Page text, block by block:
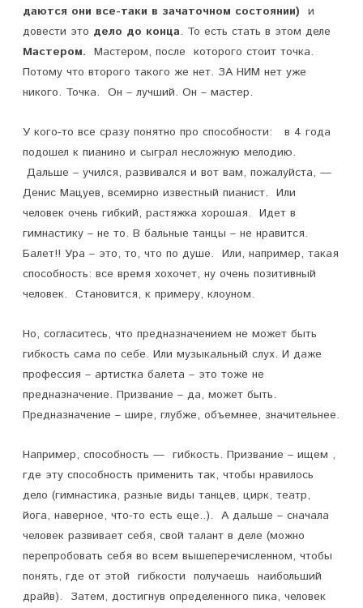
даются они все-таки в зачаточном состоянии) и
довести это дело до конца. То есть стать в этом деле
Мастером. Мастером, после которого стоит точка.
Потому что второго такого же нет. ЗА НИМ нет уже
никого. Точка. Он – лучший. Он – мастер.
У кого-то все сразу понятно про способности: в 4 года
подошел к пианино и сыграл несложную мелодию.
Дальше – учился, развивался и вот вам, пожалуйста, —
Денис Мацуев, всемирно известный пианист. Или
человек очень гибкий, растяжка хорошая. Идет в
гимнастику – не то. В бальные танцы – не нравится.
Балет!! Ура – это, то, что по душе. Или, например, такая
способность: все время хохочет, ну очень позитивный
человек. Становится, к примеру, клоуном.
Но, согласитесь, что предназначением не может быть
гибкость сама по себе. Или музыкальный слух. И даже
профессия – артистка балета – это тоже не
предназначение. Призвание – да, может быть.
Предназначение – шире, глубже, объемнее, значительнее.
Например, способность — гибкость. Призвание – ищем ,
где эту способность применить так, чтобы нравилось
дело (гимнастика, разные виды танцев, цирк, театр,
йога, наверное, что-то есть еще..). А дальше – сначала
человек развивает себя, свой талант в деле (можно
перепробовать себя во всем вышеперечисленном, чтобы
понять, где от этой гибкости получаешь наибольший
драйв). Затем, достигнув определенного пика, человек